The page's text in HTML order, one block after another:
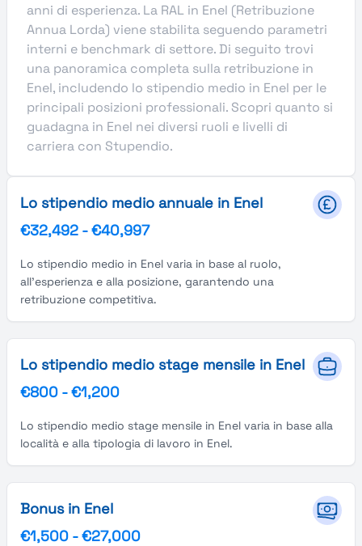
anni di esperienza. La RAL in Enel (Retribuzione
Annua Lorda) viene stabilita seguendo parametri
interni e benchmark di settore. Di seguito trovi
una panoramica completa sulla retribuzione in
Enel, includendo lo stipendio medio in Enel per le
principali posizioni professionali. Scopri quanto si
guadagna in Enel nei diversi ruoli e livelli di
carriera con Stupendio.
Lo stipendio medio annuale in Enel
€32,492 -€40,997
Lo stipendio medio in Enel varia in base al ruolo,
all'esperienza e alla posizione, garantendo una
retribuzione competitiva.
Lo stipendio medio stage mensile in Enel
€800 -€1,200
Lo stipendio medio stage mensile in Enel varia in base alla
località e alla tipologia di lavoro in Enel.
Bonus in Enel
€1,500 -€27,000